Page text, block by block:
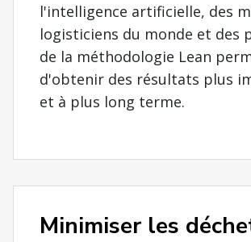
l'intelligence artificielle, des
logisticiens du monde et des
de la méthodologie Lean
d'obtenir des résultats plus
et à plus long terme.
Minimiser les